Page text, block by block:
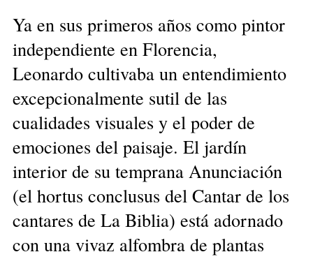
Ya en sus primeros años como pintor
independiente en Florencia,
Leonardo cultivaba un entendimiento
excepcionalmente sutil de las
cualidades visuales y el poder de
emociones del paisaje. El jardín
interior de su temprana Anunciación
(el hortus conclusus del Cantar de los
cantares de La Biblia) está adornado
con una vivaz alfombra de plantas